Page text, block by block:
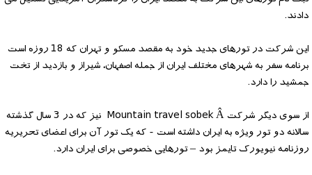
دادند.
این شرکت در تورهای جدید خود به مقصد مسکو و تهران که 18 روزه است
برنامه سفر به شهرهای مختلف ایران از جمله اصفهان، شیراز و بازدید از تخت
جمشید را دارد.
از سوی دیگر شرکت Mountain travel sobek Â نیز که در 3 سال گذشته
سالانه دو تور ویژه به ایران داشته است - که یک تور آن برای اعضای تحریریه
روزنامه نیویورک تایمز بود – تورهایی خصوصی برای ایران دارد.